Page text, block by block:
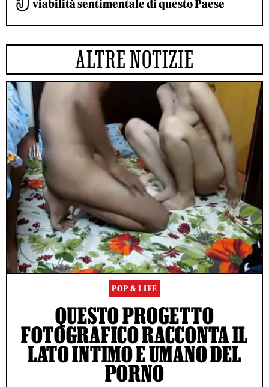
viabilità sentimentale di questo Paese
ALTRE NOTIZIE
POP & LIFE
QUESTO PROGETTO
FOTOGRAFICO RACCONTA IL
LATO INTIMO E UMANO DEL
PORNO